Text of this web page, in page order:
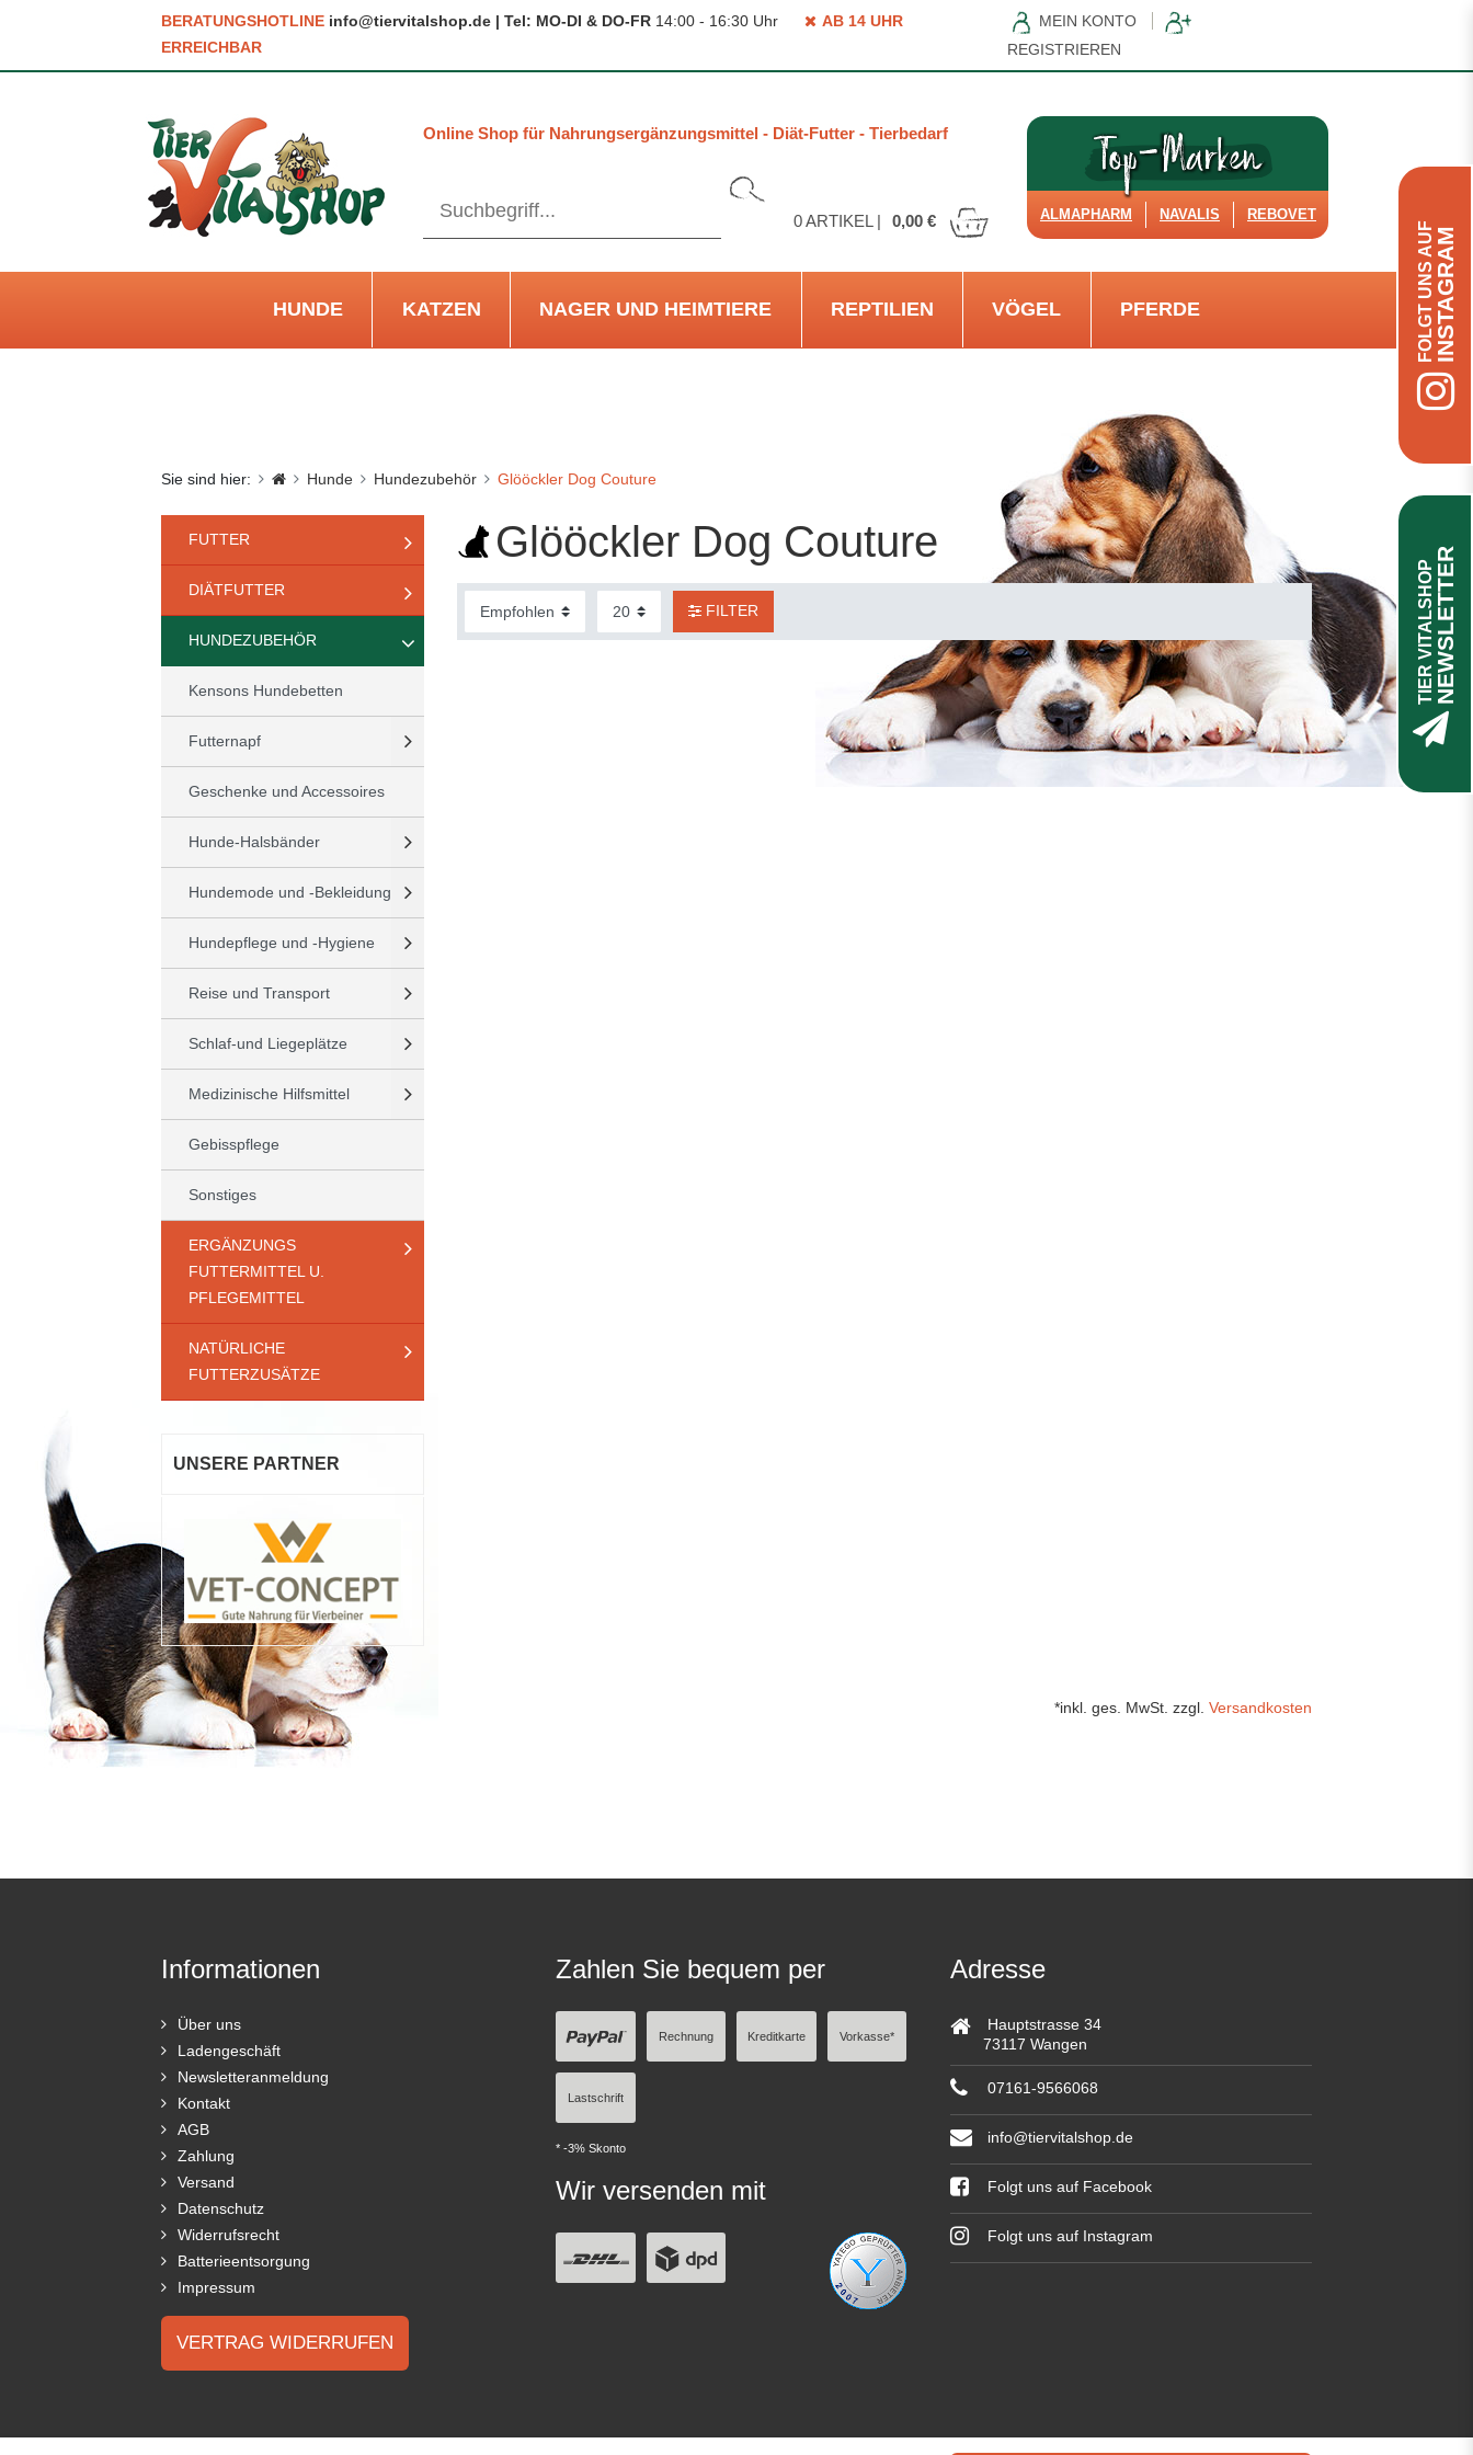
BERATUNGSHOTLINE info@tiervitalshop.de | Tel: MO-DI & DO-FR 14:00 - 16:30 Uhr
AB 14 UHR
ERREICHBAR
MEIN KONTO
REGISTRIEREN
Online Shop für Nahrungsergänzungsmittel - Diät-Futter - Tierbedarf
0ARTIKEL | 0,00 € ALMAPHARM NAVALIS REBOVET
HUNDE KATZEN NAGER UND HEIMTIERE REPTILIEN VÖGEL PFERDE
Sie sind hier: Hunde Hundezubehör Glööckler Dog Couture
FUTTER
DIÄTFUTTER
HUNDEZUBEHÖR
Kensons Hundebetten
Futternapf
Geschenke und Accessoires
Hunde-Halsbänder
Hundemode und -Bekleidung
Hundepflege und -Hygiene
Reise und Transport
Schlaf-und Liegeplätze
Medizinische Hilfsmittel
Gebisspflege
Sonstiges
ERGÄNZUNGS
FUTTERMITTEL U.
PFLEGEMITTEL
NATÜRLICHE
FUTTERZUSÄTZE
UNSERE PARTNER
Glööckler Dog Couture
FILTER
*inkl. ges. MwSt. zzgl. Versandkosten
Informationen
Über uns
Ladengeschäft
Newsletteranmeldung
Kontakt
AGB
Zahlung
Versand
Datenschutz
Widerrufsrecht
Batterieentsorgung
Impressum
VERTRAG WIDERRUFEN
Zahlen Sie bequem per
Rechnung Kreditkarte Vorkasse*
Lastschrift
* -3% Skonto
Wir versenden mit
Adresse
Hauptstrasse 34
73117 Wangen
07161-9566068
info@tiervitalshop.de
Folgt uns auf Facebook
Folgt uns auf Instagram
FOLGT UNS AUFINSTAGRAM
TIER VITALSHOPNEWSLETTER